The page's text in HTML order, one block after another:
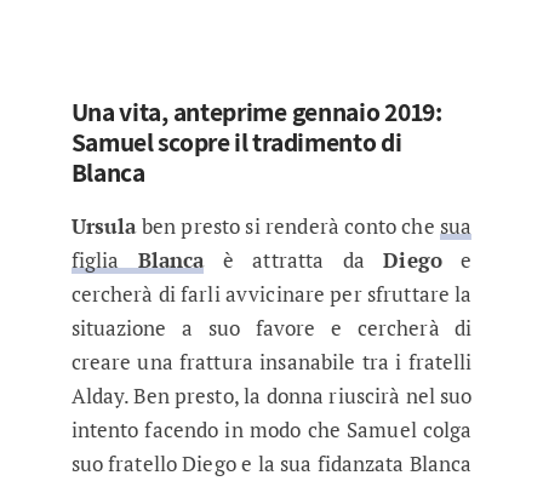
Una vita, anteprime gennaio 2019:
Samuel scopre il tradimento di
Blanca
Ursulaben presto si renderà conto che sua
figlia Blancaè attratta daDiegoe
cercherà di farli avvicinare per sfruttare la
situazione a suo favore e cercherà di
creare una frattura insanabile tra i fratelli
Alday. Ben presto, la donna riuscirà nel suo
intento facendo in modo che Samuel colga
suo fratello Diego e la sua fidanzata Blanca